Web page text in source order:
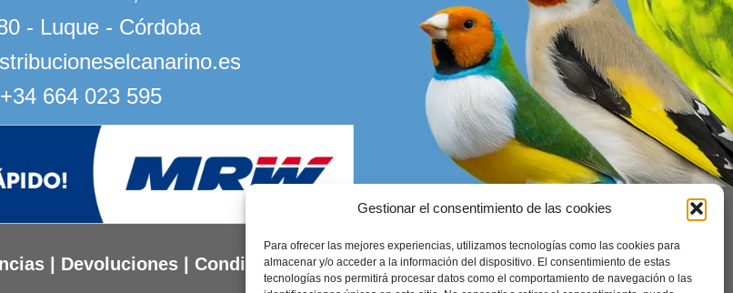
Gestionar el consentimiento de las cookies
Para ofrecer las mejores experiencias, utilizamos tecnologías como las cookies para
almacenar y/o acceder a la información del dispositivo. El consentimiento de estas
tecnologías nos permitirá procesar datos como el comportamiento de navegación o las
- Luque - Córdoba
+34 664 023 595
Devoluciones Condiciones generales